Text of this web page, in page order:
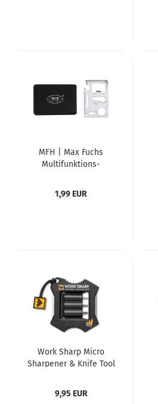
MFH | Max Fuchs
Multifunktions-
1,99 EUR
Work Sharp Micro
Sharpener & Knife Tool
9,95 EUR